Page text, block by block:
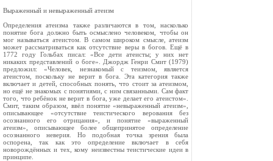
Выраженный и невыраженный атеизм
Определения атеизма также различаются в том, насколько
понятие бога должно быть осмыслено человеком, чтобы он
мог называться атеистом. В самом широком смысле, атеизм
может рассматриваться как отсутствие веры в богов. Ещё в
1772 году Гольбах писал: «Все дети атеисты; у них нет
никаких представлений о боге». Джордж Генри Смит (1979)
предложил: «Человек, незнакомый с теизмом, является
атеистом, поскольку не верит в бога. Эта категория также
включает и детей, способных понять, что стоит за атеизмом,
но ещё не знакомых с понятиями, с ним связанными. Сам факт
того, что ребёнок не верит в бога, уже делает его атеистом».
Смит, таким образом, ввёл понятие «невыраженный атеизм»,
описывающее «отсутствие теистического верования без
осознанного его отрицания», и понятие «выраженный
атеизм», описывающее более общепринятое определение
осознанного неверия. Но подобная точка зрения была
оспорена, так как это определение включает в себя
новорождённых и тех, кому неизвестны теистические идеи в
принципе.